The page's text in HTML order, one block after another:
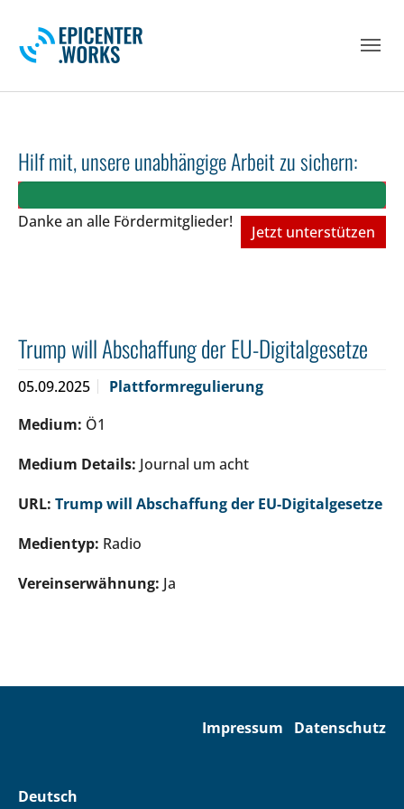
Hilf mit, unsere unabhängige Arbeit zu sichern:
Danke an alle Fördermitglieder!
Jetzt unterstützen
Trump will Abschaffung der EU-Digitalgesetze
05.09.2025
Plattformregulierung
Medium: Ö1
Medium Details: Journal um acht
URL: Trump will Abschaffung der EU-Digitalgesetze
Medientyp: Radio
Vereinserwähnung: Ja
Impressum Datenschutz
Deutsch